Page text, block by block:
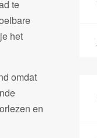
te
het
omdat
en